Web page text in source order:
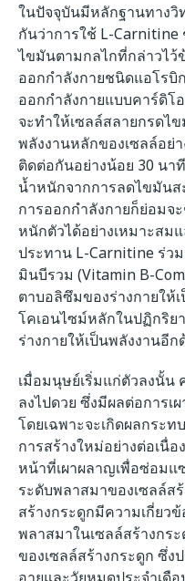
ในปัจจุบันมีหลักฐานทางวิ
กันว่าการใช้ L-Carnitine
ไขมันตามกลไกที่กล่าวไว้
ออกกำลังกายชนิดแอโรบิ
ออกกำลังกายแบบคาร์ดิโ
จะทำให้เซลล์สลายกรดไ
พลังงานหลักของเซลล์อย่
ติดต่อกันอย่างน้อย 30 นา
น้ำหนักจากการลดไขมัน
การออกกำลังกายก็ย่อมจ
หนักตัวได้อย่างเหมาะสม
ประทาน L-Carnitine ร่ว
มินบีรวม (Vitamin B-
ตาบอลิซึมของร่างกายให้
โคเอนไซม์หลักในปฏิกริย
ร่างกายให้เป็นพลังงานอีก
เมื่อมนุษย์เริ่มแก่ตัวลงนั้
ลงไปดวย ซึ่งมีผลต่อการเ
โดยเฉพาะจะเกิดผลกระ
การสร้างใหม่อย่างต่อเนื่
หน้าที่เผาผลาญเพื่อซ่อมแ
ระดับพลาสมาของเซลล์ส
สร้างกระดูกมีความเกี่ยว
พลาสมาในเซลล์สร้างกร
ของเซลล์สร้างกระดูก ซึ่